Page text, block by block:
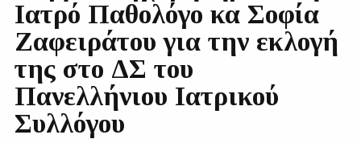
Ιατρό Παθολόγο κα Σοφία
Ζαφειράτου για την εκλογή
της στο ΔΣ του
Πανελλήνιου Ιατρικού
Συλλόγου